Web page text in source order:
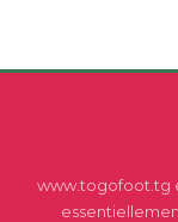
www.togofoot.tg